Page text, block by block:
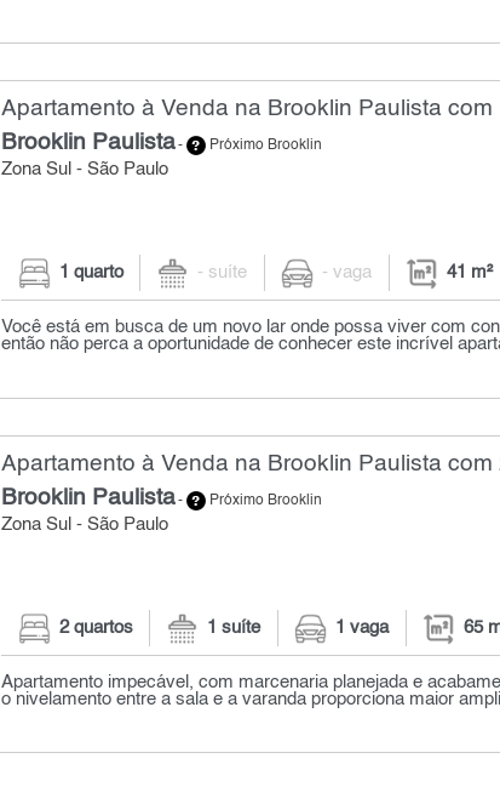
Apartamento à Venda na Brooklin Paulista com
Brooklin Paulista- Próximo Brooklin
Zona Sul - São Paulo
1 quarto - suíte - vaga 41 m²
Você está em busca de um novo lar onde possa viver com
então não perca a oportunidade de conhecer este incrível
Apartamento à Venda na Brooklin Paulista com
Brooklin Paulista- Próximo Brooklin
Zona Sul - São Paulo
2 quartos 1 suíte 1 vaga 65
Apartamento impecável, com marcenaria planejada e
o nivelamento entre a sala e a varanda proporciona maior